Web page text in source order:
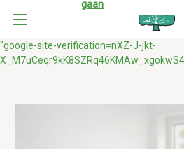
"google-site-verification=nXZ-J-jkt-
gaan